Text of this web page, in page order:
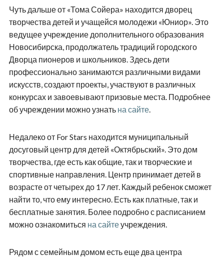
Чуть дальше от «Тома Сойера» находится дворец
творчества детей и учащейся молодежи «Юниор». Это
ведущее учреждение дополнительного образования
Новосибирска, продолжатель традиций городского
Дворца пионеров и школьников. Здесь дети
профессионально занимаются различными видами
искусств, создают проекты, участвуют в различных
конкурсах и завоевывают призовые места. Подробнее
об учреждении можно узнать на сайте.
Недалеко от ForStars находится муниципальный
досуговый центр для детей «Октябрьский». Это дом
творчества, где есть как общие, так и творческие и
спортивные направления. Центр принимает детей в
возрасте от четырех до 17 лет. Каждый ребенок сможет
найти то, что ему интересно. Есть как платные, так и
бесплатные занятия. Более подробно с расписанием
можно ознакомиться на сайтеучреждения.
Рядом с семейным домом есть еще два центра